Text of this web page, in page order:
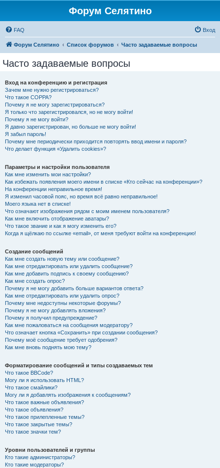
Форум Селятино
FAQ Вход
Форум Селятино Список форумов Часто задаваемые вопросы
Часто задаваемые вопросы
Вход на конференцию и регистрация
Зачем мне нужно регистрироваться?
Что такое COPPA?
Почему я не могу зарегистрироваться?
Я только что зарегистрировался, но не могу войти!
Почему я не могу войти?
Я давно зарегистрирован, но больше не могу войти!
Я забыл пароль!
Почему мне периодически приходится повторять ввод имени и пароля?
Что делает функция «Удалить cookies»?
Параметры и настройки пользователя
Как мне изменить мои настройки?
Как избежать появления моего имени в списке «Кто сейчас на конференции»?
На конференции неправильное время!
Я изменил часовой пояс, но время всё равно неправильное!
Моего языка нет в списке!
Что означают изображения рядом с моим именем пользователя?
Как мне включить отображение аватары?
Что такое звание и как я могу изменить его?
Когда я щёлкаю по ссылке «email», от меня требуют войти на конференцию!
Создание сообщений
Как мне создать новую тему или сообщение?
Как мне отредактировать или удалить сообщение?
Как мне добавить подпись к своему сообщению?
Как мне создать опрос?
Почему я не могу добавить больше вариантов ответа?
Как мне отредактировать или удалить опрос?
Почему мне недоступны некоторые форумы?
Почему я не могу добавлять вложения?
Почему я получил предупреждение?
Как мне пожаловаться на сообщения модератору?
Что означает кнопка «Сохранить» при создании сообщения?
Почему моё сообщение требует одобрения?
Как мне вновь поднять мою тему?
Форматирование сообщений и типы создаваемых тем
Что такое BBCode?
Могу ли я использовать HTML?
Что такое смайлики?
Могу ли я добавлять изображения к сообщениям?
Что такое важные объявления?
Что такое объявления?
Что такое прилепленные темы?
Что такое закрытые темы?
Что такое значки тем?
Уровни пользователей и группы
Кто такие администраторы?
Кто такие модераторы?